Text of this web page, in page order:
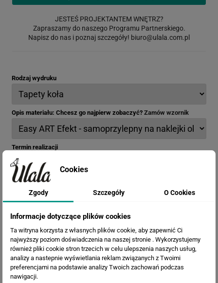
JESTEŚ PROJEKTANTEM WNĘTRZ?
Zapraszamy do naszego Programu Partnerskiego.
Napisz do nas i poznaj szczegóły! biuro@ulala.com.pl
Rodzaj wydruku
Opis materiału: Chcesz go najpierw zobaczyć? Zamów wzornik
Termin realizacji
Efekty
Cookies
Zgody Szczegóły O Cookies
Informacje dotyczące plików cookies
Ta witryna korzysta z własnych plików cookie, aby zapewnić Ci
najwyższy poziom doświadczenia na naszej stronie . Wykorzystujemy
również pliki cookie stron trzecich w celu ulepszenia naszych usług,
analizy a nastepnie wyświetlania reklam związanych z Twoimi
preferencjami na podstawie analizy Twoich zachowań podczas
nawigacji.